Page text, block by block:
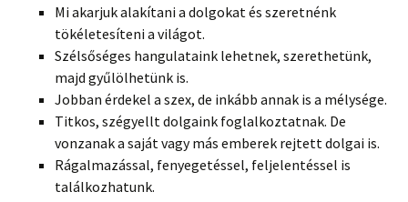
Mi akarjuk alakítani a dolgokat és szeretnénk
tökéletesíteni a világot.
Szélsőséges hangulataink lehetnek, szerethetünk,
majd gyűlölhetünk is.
Jobban érdekel a szex, de inkább annak is a mélysége.
Titkos, szégyellt dolgaink foglalkoztatnak. De
vonzanak a saját vagy más emberek rejtett dolgai is.
Rágalmazással, fenyegetéssel, feljelentéssel is
találkozhatunk.